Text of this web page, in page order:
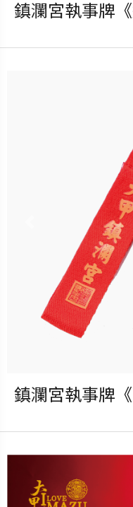
發行：
卡種：一卡
說明：
更
鎮瀾宮執事牌
Previous
發行：
卡種：一卡
說明：
鎮瀾宮執事牌